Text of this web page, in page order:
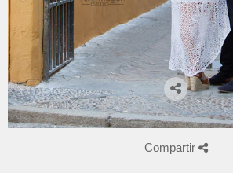
Compartir